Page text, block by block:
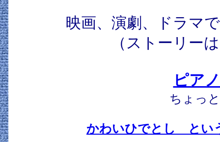
映画、演劇、ドラマ
（ストーリー
ピア
ちょっ
かわいひでとし とい